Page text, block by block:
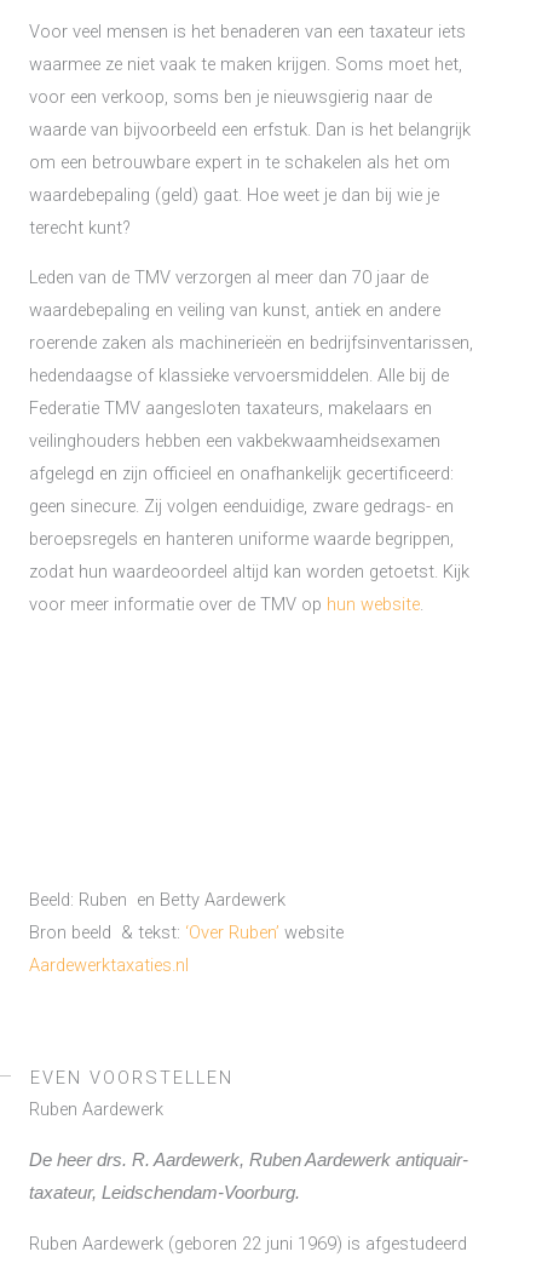
Voor veel mensen is het benaderen van een taxateur iets
waarmee ze niet vaak te maken krijgen. Soms moet het,
voor een verkoop, soms ben je nieuwsgierig naar de
waarde van bijvoorbeeld een erfstuk. Dan is het belangrijk
om een betrouwbare expert in te schakelen als het om
waardebepaling (geld) gaat. Hoe weet je dan bij wie je
terecht kunt?
Leden van de TMV verzorgen al meer dan 70 jaar de
waardebepaling en veiling van kunst, antiek en andere
roerende zaken als machinerieën en bedrijfsinventarissen,
hedendaagse of klassieke vervoersmiddelen. Alle bij de
Federatie TMV aangesloten taxateurs, makelaars en
veilinghouders hebben een vakbekwaamheidsexamen
afgelegd en zijn officieel en onafhankelijk gecertificeerd:
geen sinecure. Zij volgen eenduidige, zware gedrags- en
beroepsregels en hanteren uniforme waarde begrippen,
zodat hun waardeoordeel altijd kan worden getoetst. Kijk
voor meer informatie over de TMV op hun website.
Beeld: Ruben en Betty Aardewerk
Bron beeld & tekst: ‘Over Ruben’ website
Aardewerktaxaties.nl
EVEN VOORSTELLEN
Ruben Aardewerk
De heer drs. R. Aardewerk, Ruben Aardewerk antiquair-
taxateur, Leidschendam-Voorburg.
Ruben Aardewerk (geboren 22 juni 1969) is afgestudeerd